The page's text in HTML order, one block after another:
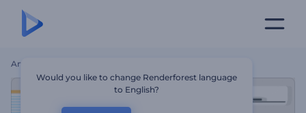
Ana Sayfa
Would you like to change Renderforest language
to English?